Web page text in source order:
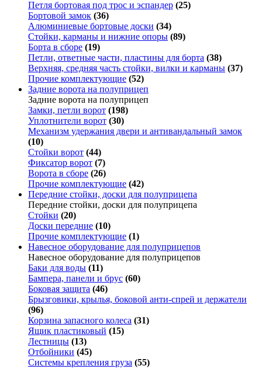
Петля бортовая под трос и эспандер (25)
Бортовой замок (36)
Алюминиевые бортовые доски (34)
Стойки, карманы и нижние опоры (89)
Борта в сборе (19)
Петли, ответные части, пластины для борта (38)
Верхняя, средняя часть стойки, вилки и карманы (37)
Прочие комплектующие (52)
Задние ворота на полуприцеп
Задние ворота на полуприцеп
Замки, петли ворот (198)
Уплотнители ворот (30)
Механизм удержания двери и антивандальный замок
(10)
Стойки ворот (44)
Фиксатор ворот (7)
Ворота в сборе (26)
Прочие комплектующие (42)
Передние стойки, доски для полуприцепа
Передние стойки, доски для полуприцепа
Стойки (20)
Доски передние (10)
Прочие комплектующие (1)
Навесное оборудование для полуприцепов
Навесное оборудование для полуприцепов
Баки для воды (11)
Бампера, панели и брус (60)
Боковая защита (46)
Брызговики, крылья, боковой анти-спрей и держатели
(96)
Корзина запасного колеса (31)
Ящик пластиковый (15)
Лестницы (13)
Отбойники (45)
Системы крепления груза (55)